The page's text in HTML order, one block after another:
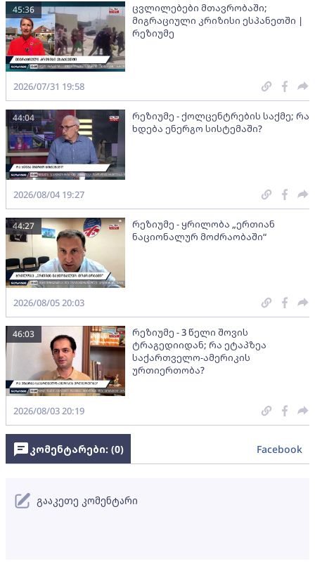
ცვლილებები მთავრობაში;
მიგრაციული კრიზისი ესპანეთში |
რეზიუმე
45:36
2026/07/31 19:58
რეზიუმე - ქოლცენტრების საქმე; რა
ხდება ენერგო სისტემაში?
44:04
2026/08/04 19:27
რეზიუმე - ყრილობა „ერთიან
ნაციონალურ მოძრაობაში“
44:27
2026/08/05 20:03
რეზიუმე - 3 წელი შოვის
ტრაგედიიდან; რა ეტაპზეა
საქართველო-ამერიკის
ურთიერთობა?
46:03
2026/08/03 20:19
კომენტარები: (0) Facebook
გააკეთე კომენტარი